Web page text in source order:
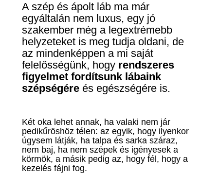
A szép és ápolt láb ma már
egyáltalán nem luxus, egy jó
szakember még a legextrémebb
helyzeteket is meg tudja oldani, de
az mindenképpen a mi saját
felelősségünk, hogy rendszeres
figyelmet fordítsunk lábaink
szépségére és egészségére is.
Két oka lehet annak, ha valaki nem jár
pedikűröshöz télen: az egyik, hogy ilyenkor
úgysem látják, ha talpa és sarka száraz,
nem baj, ha nem szépek és igényesek a
körmök, a másik pedig az, hogy fél, hogy a
kezelés fájni fog.